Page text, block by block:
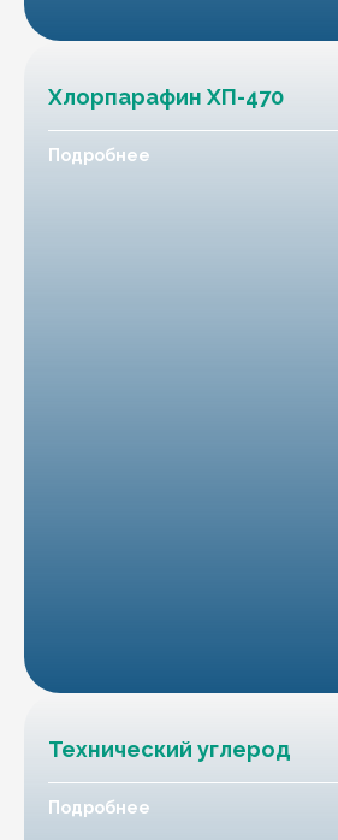
Хлорпарафин ХП-470
Подробнее
Технический углерод
Подробнее